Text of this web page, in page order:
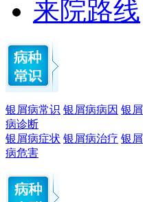
来院路线
银屑病常识 银屑病病因 银屑
病诊断
银屑病症状 银屑病治疗 银屑
病危害